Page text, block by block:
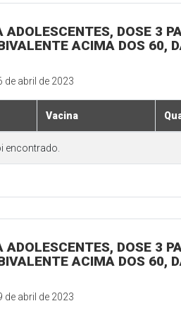
ADOLESCENTES, DOSE 3
ACIMA DOS 60,
de abril de 2023
Vacina
encontrado.
ADOLESCENTES, DOSE 3
ACIMA DOS 60,
de abril de 2023